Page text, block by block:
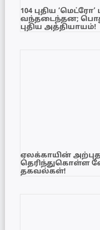
104 புதிய
வந்தடைந்தன;
புதிய அத்தியாயம்!
ஏலக்காயின்
தெரிந்துகொள்ள
தகவல்கள்!